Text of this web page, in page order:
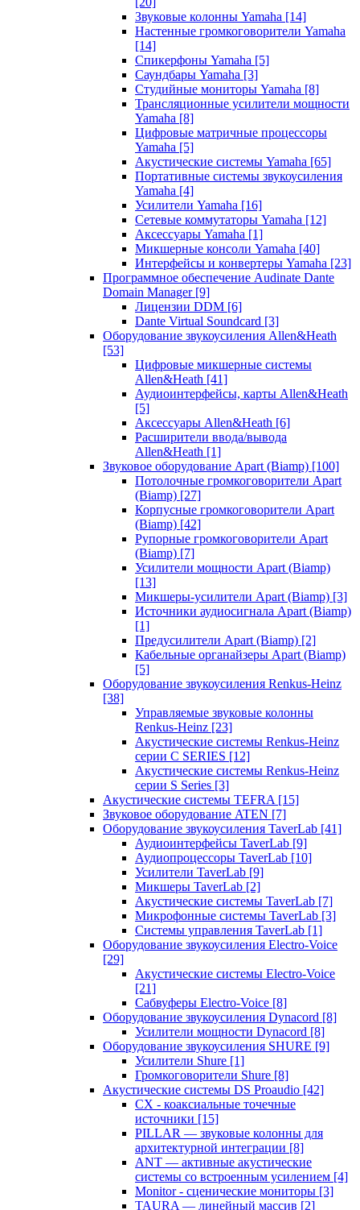
Звуковые колонны Yamaha [14]
Настенные громкоговорители Yamaha
[14]
Спикерфоны Yamaha [5]
Саундбары Yamaha [3]
Студийные мониторы Yamaha [8]
Трансляционные усилители мощности
Yamaha [8]
Цифровые матричные процессоры
Yamaha [5]
Акустические системы Yamaha [65]
Портативные системы звукоусиления
Yamaha [4]
Усилители Yamaha [16]
Сетевые коммутаторы Yamaha [12]
Аксессуары Yamaha [1]
Микшерные консоли Yamaha [40]
Интерфейсы и конвертеры Yamaha [23]
Программное обеспечение Audinate Dante
Domain Manager [9]
Лицензии DDM [6]
Dante Virtual Soundcard [3]
Оборудование звукоусиления Allen&Heath
[53]
Цифровые микшерные системы
Allen&Heath [41]
Аудиоинтерфейсы, карты Allen&Heath
[5]
Аксессуары Allen&Heath [6]
Расширители ввода/вывода
Allen&Heath [1]
Звуковое оборудование Apart (Biamp) [100]
Потолочные громкоговорители Apart
(Biamp) [27]
Корпусные громкоговорители Apart
(Biamp) [42]
Рупорные громкоговорители Apart
(Biamp) [7]
Усилители мощности Apart (Biamp)
[13]
Микшеры-усилители Apart (Biamp) [3]
Источники аудиосигнала Apart (Biamp)
[1]
Предусилители Apart (Biamp) [2]
Кабельные органайзеры Apart (Biamp)
[5]
Оборудование звукоусиления Renkus-Heinz
[38]
Управляемые звуковые колонны
Renkus-Heinz [23]
Акустические системы Renkus-Heinz
серии C SERIES [12]
Акустические системы Renkus-Heinz
серии S Series [3]
Акустические системы TEFRA [15]
Звуковое оборудование ATEN [7]
Оборудование звукоусиления TaverLab [41]
Аудиоинтерфейсы TaverLab [9]
Аудиопроцессоры TaverLab [10]
Усилители TaverLab [9]
Микшеры TaverLab [2]
Акустические системы TaverLab [7]
Микрофонные системы TaverLab [3]
Системы управления TaverLab [1]
Оборудование звукоусиления Electro-Voice
[29]
Акустические системы Electro-Voice
[21]
Сабвуферы Electro-Voice [8]
Оборудование звукоусиления Dynacord [8]
Усилители мощности Dynacord [8]
Оборудование звукоусиления SHURE [9]
Усилители Shure [1]
Громкоговорители Shure [8]
Акустические системы DS Proaudio [42]
CX - коаксиальные точечные
источники [15]
PILLAR — звуковые колонны для
архитектурной интеграции [8]
ANT — активные акустические
системы со встроенным усилением [4]
Monitor - сценические мониторы [3]
TAURA — линейный массив [2]